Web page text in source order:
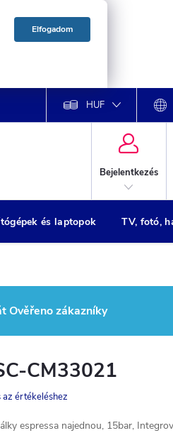
Elfogadom
HUF
Bejelentkezés
és laptopok TV, fotó,
Ověřeno zákazníky
CM33021
az értékeléshez
espressa najednou, 15bar,